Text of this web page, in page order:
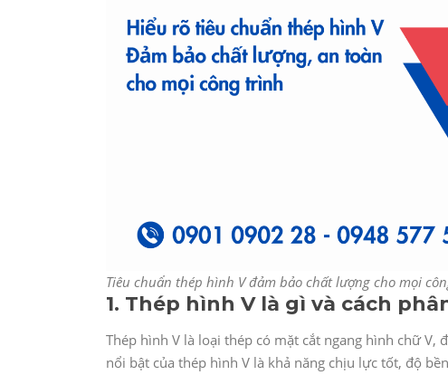
Tiêu chuẩn thép hình V đảm bảo chất lượng cho mọi
1. Thép hình V là gì và cách
Thép hình V là loại thép có mặt cắt ngang hình chữ
nổi bật của thép hình V là khả năng chịu lực tốt, độ